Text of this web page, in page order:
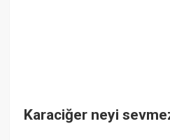
Karaciğer neyi